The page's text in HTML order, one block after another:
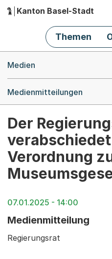
Hauptnavigation
Kanton Basel-Stadt
Themen
Medien
Medienmitteilungen
Der
Verordnung
07.01.2025 - 14:00
Medienmitteilung
Regierungsrat